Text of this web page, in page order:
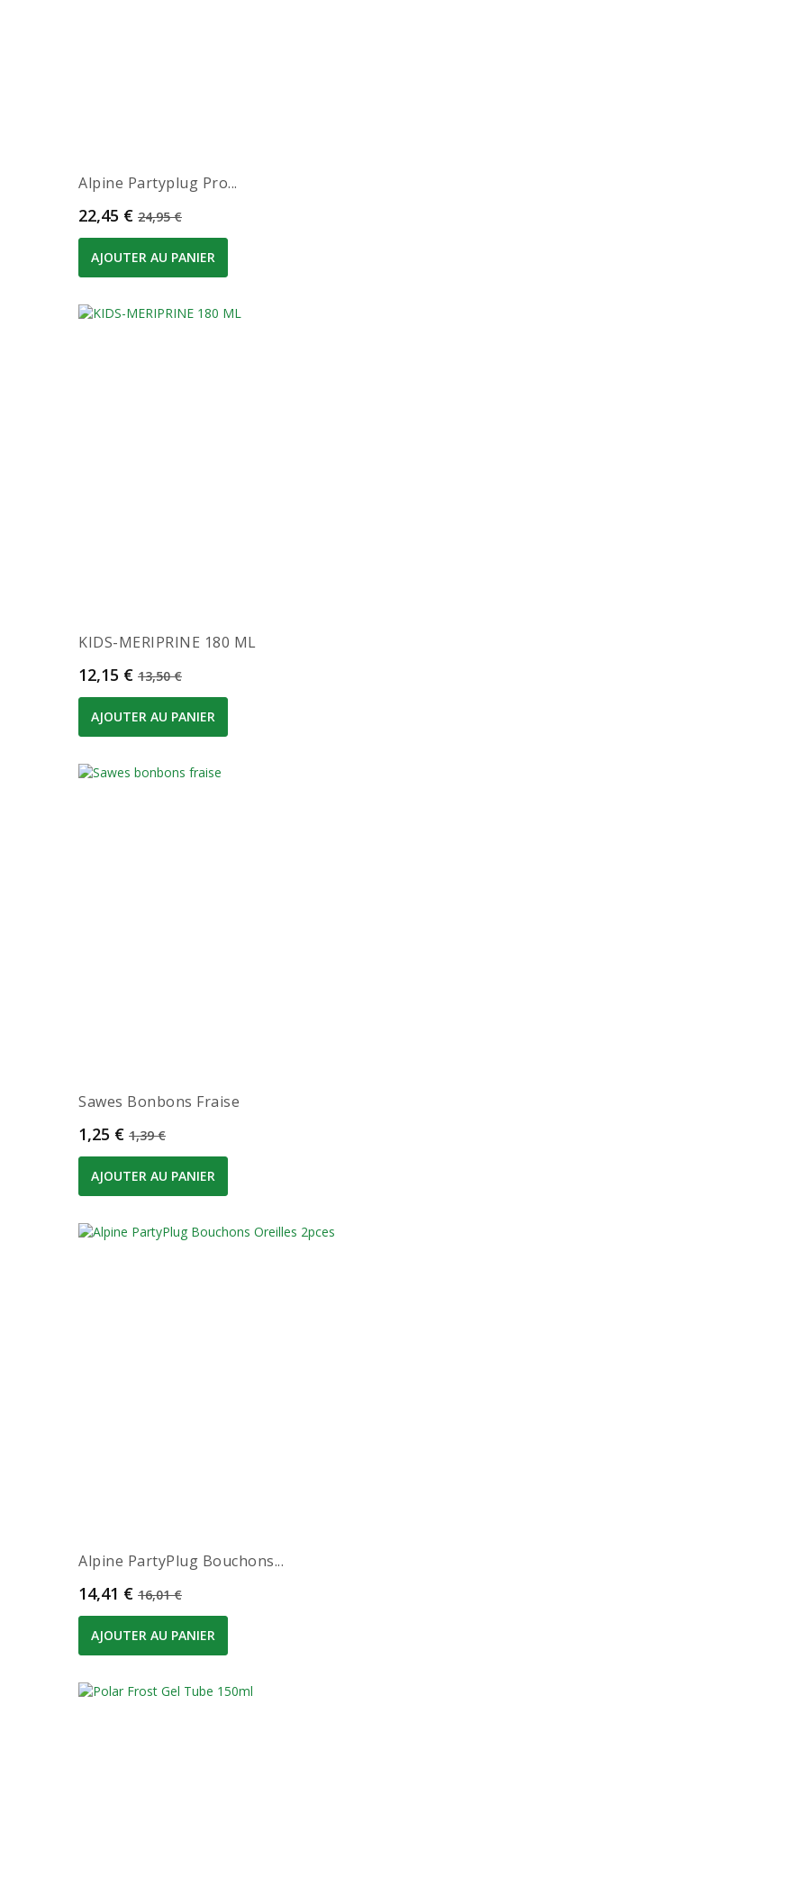
Alpine Partyplug Pro...
Prix
22,45 € Prix de base
24,95 €
AJOUTER AU PANIER
KIDS-MERIPRINE 180 ML
Prix
12,15 € Prix de base
13,50 €
AJOUTER AU PANIER
Sawes Bonbons Fraise
Prix
1,25 € Prix de base
1,39 €
AJOUTER AU PANIER
Alpine PartyPlug Bouchons...
Prix
14,41 € Prix de base
16,01 €
AJOUTER AU PANIER